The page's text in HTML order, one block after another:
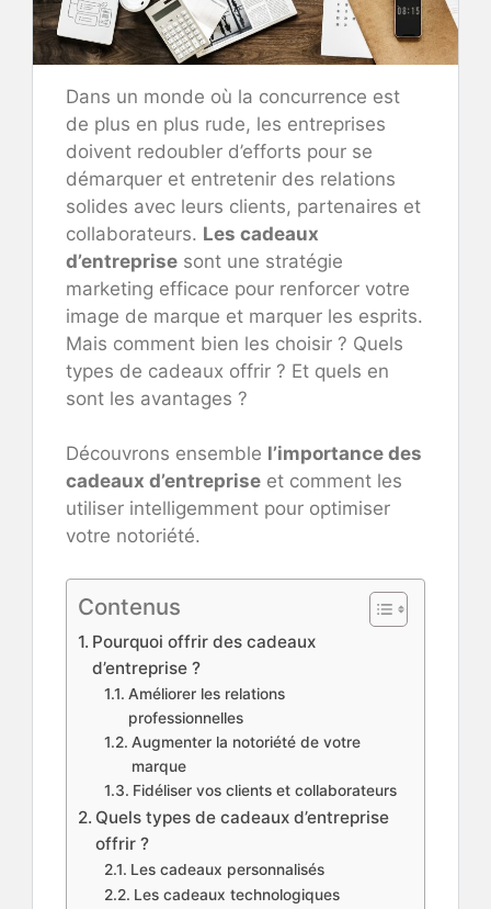
Dans un monde où la concurrence est
de plus en plus rude, les entreprises
doivent redoubler d’efforts pour se
démarquer et entretenir des relations
solides avec leurs clients, partenaires et
collaborateurs. Les cadeaux
d’entreprise sont une stratégie
marketing efficace pour renforcer votre
image de marque et marquer les esprits.
Mais comment bien les choisir ? Quels
types de cadeaux offrir ? Et quels en
sont les avantages ?
Découvrons ensemble l’importance des
cadeaux d’entreprise et comment les
utiliser intelligemment pour optimiser
votre notoriété.
Contenus
Pourquoi offrir des cadeaux
d’entreprise ?
Améliorer les relations
professionnelles
Augmenter la notoriété de votre
marque
Fidéliser vos clients et collaborateurs
Quels types de cadeaux d’entreprise
offrir ?
Les cadeaux personnalisés
Les cadeaux technologiques